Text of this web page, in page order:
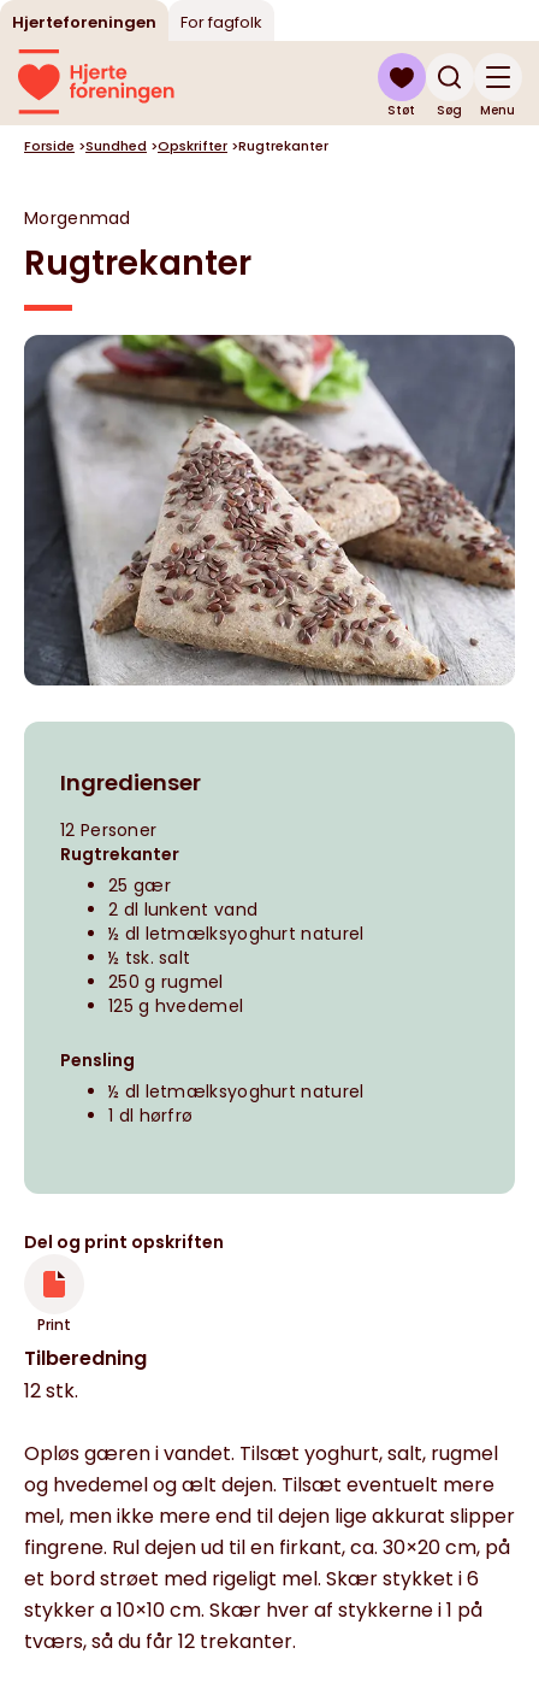
Hjerteforeningen For fagfolk
Søg
Støt Menu
Forside >Sundhed >Opskrifter >Rugtrekanter
Morgenmad
Rugtrekanter
Ingredienser
12 Personer
Rugtrekanter
25 gær
2 dl lunkent vand
½ dl letmælksyoghurt naturel
½ tsk. salt
250 g rugmel
125 g hvedemel
Pensling
½ dl letmælksyoghurt naturel
1 dl hørfrø
Del og print opskriften
Print
Tilberedning
12 stk.
Opløs gæren i vandet. Tilsæt yoghurt, salt, rugmel
og hvedemel og ælt dejen. Tilsæt eventuelt mere
mel, men ikke mere end til dejen lige akkurat slipper
fingrene. Rul dejen ud til en firkant, ca. 30×20 cm, på
et bord strøet med rigeligt mel. Skær stykket i 6
stykker a 10×10 cm. Skær hver af stykkerne i 1 på
tværs, så du får 12 trekanter.